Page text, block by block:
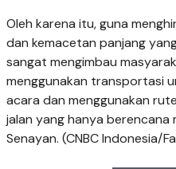
Oleh karena itu, guna
dan kemacetan panjang
sangat mengimbau
menggunakan transportasi
acara dan menggunakan
jalan yang hanya berencana
Senayan. (CNBC Indonesia/